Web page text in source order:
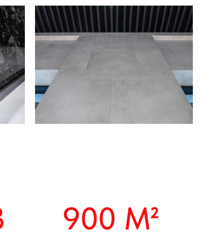
Площадь объекта
900 М²